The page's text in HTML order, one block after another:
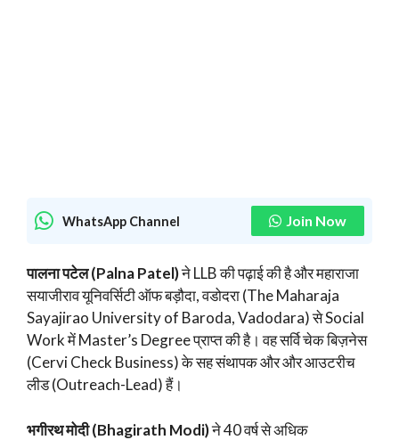
WhatsApp Channel Join Now
पालना पटेल (Palna Patel)ने LLB की पढ़ाई की है और महाराजा
सयाजीराव यूनिवर्सिटी ऑफ बड़ौदा, वडोदरा (The Maharaja
Sayajirao University of Baroda, Vadodara) से Social
Work में Master’s Degree प्राप्त की है। वह सर्वि चेक बिज़नेस
(Cervi Check Business) के सह संथापक और और आउटरीच
लीड (Outreach-Lead) हैं।
भगीरथ मोदी (Bhagirath Modi)ने 40 वर्ष से अधिक